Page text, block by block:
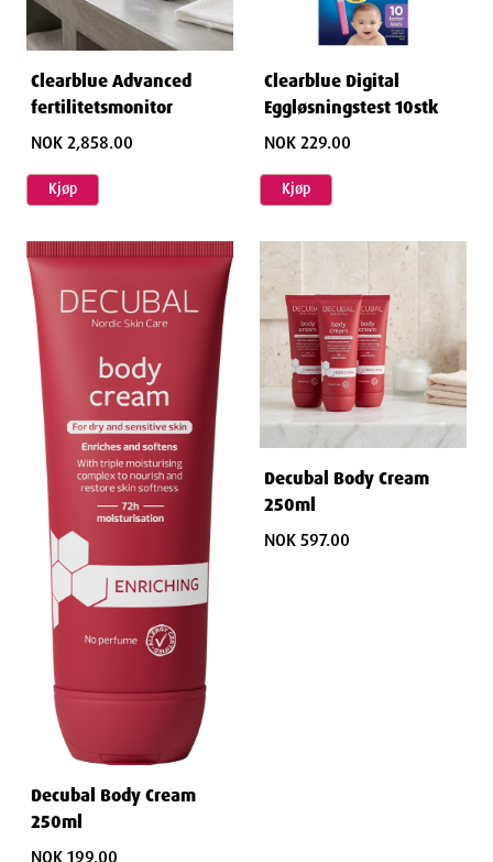
Clearblue Advanced
fertilitetsmonitor
NOK 2,858.00
Kjøp
Clearblue Digital
Eggløsningstest 10stk
NOK 229.00
Kjøp
Decubal Body Cream
250ml
NOK 199.00
Decubal Body Cream
250ml
NOK 597.00